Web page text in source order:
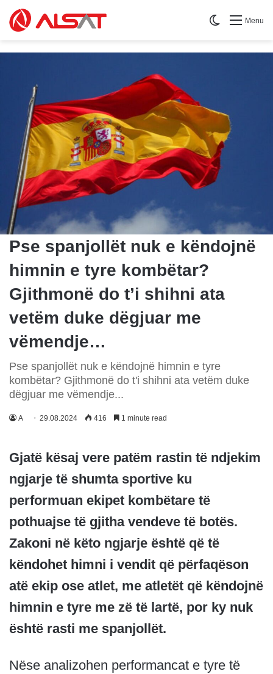
Menu
Switch skin
Pse spanjollët nuk e këndojnë
himnin e tyre kombëtar?
Gjithmonë do t’i shihni ata
vetëm duke dëgjuar me
vëmendje…
Pse spanjollët nuk e këndojnë himnin e tyre
kombëtar? Gjithmonë do t'i shihni ata vetëm duke
dëgjuar me vëmendje...
A 29.08.2024 416 1 minute read
Gjatë kësaj vere patëm rastin të ndjekim
ngjarje të shumta sportive ku
performuan ekipet kombëtare të
pothuajse të gjitha vendeve të botës.
Zakoni në këto ngjarje është që të
këndohet himni i vendit që përfaqëson
atë ekip ose atlet, me atletët që këndojnë
himnin e tyre me zë të lartë, por ky nuk
është rasti me spanjollët.
Nëse analizohen performancat e tyre të